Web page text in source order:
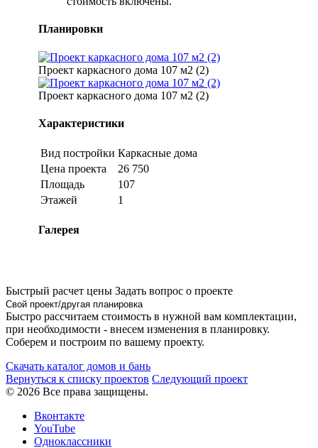
Планировки
Проект каркасного дома 107 м2 (2)
Проект каркасного дома 107 м2 (2)
Характеристики
Вид постройки Каркасные дома
Цена проекта
26 750
Площадь
107
Этажей
1
Галерея
Быстрый расчет цены Задать вопрос о проекте
Свой проект/другая планировка
Быстро рассчитаем стоимость в нужной вам комплектации,
при необходимости - внесем изменения в планировку.
Соберем и построим по вашему проекту.
Скачать каталог домов и бань
Вернуться к списку проектов Следующий проект
© 2026 Все права защищены.
Вконтакте
YouTube
Одноклассники